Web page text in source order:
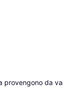
provengono da